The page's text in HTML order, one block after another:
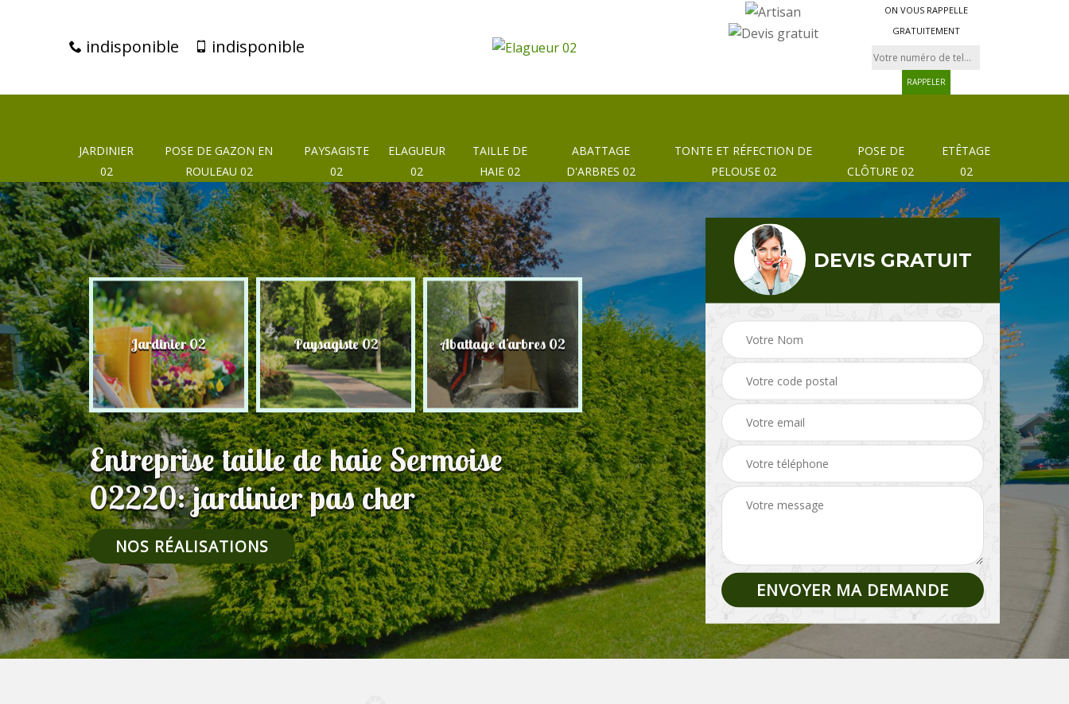
indisponible indisponible
ON VOUS RAPPELLE
GRATUITEMENT
JARDINIER
02
POSE DE GAZON EN
ROULEAU 02
PAYSAGISTE
02
ELAGUEUR
02
TAILLE DE
HAIE 02
ABATTAGE
D'ARBRES 02
TONTE ET RÉFECTION DE
PELOUSE 02
POSE DE
CLÔTURE 02
ETÊTAGE
02
02 Jardinier 02 Paysagiste 02 Abattage d'arbres 02 Taille de haie 02 Pose de clôture et Etêtage 02
Entreprise taille de haie Sermoise
02220: jardinier pas cher
NOS RÉALISATIONS
DEVIS GRATUIT